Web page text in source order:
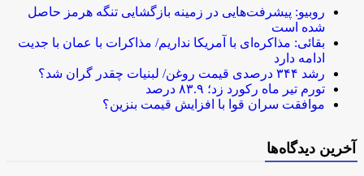
روبیو: پیشرفت‌هایی در زمینه بازگشایی تنگه هرمز حاصل
شده است
بقائی: مذاکره‌ای با آمریکا نداریم/ مذاکرات با عمان با جدیت
ادامه دارد
رشد ۳۴۴ درصدی قیمت روغن/ لبنیات چقدر گران شد؟
تورم تیر ماه رکورد زد؛ ۸۳.۹ درصد
موافقت سران قوا با افزایش قیمت بنزین؟
آخرین دیدگاه‌ها